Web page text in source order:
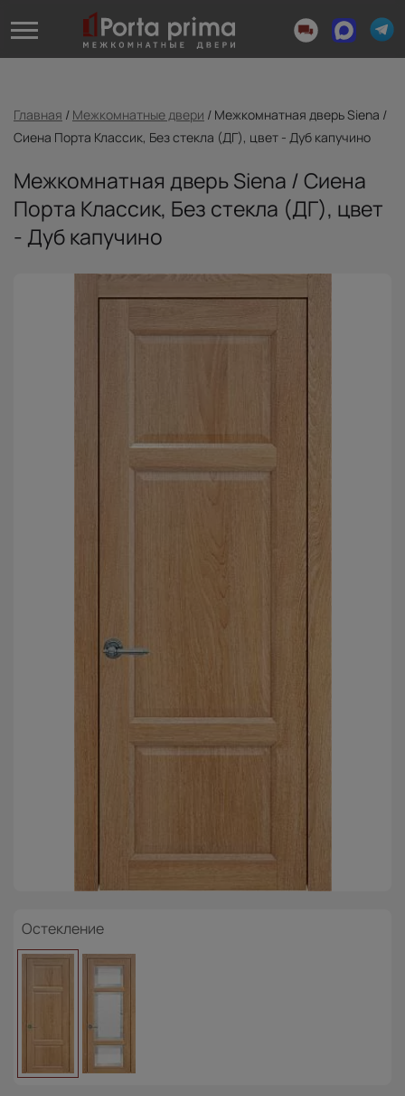
Главная / Межкомнатные двери / Межкомнатная дверь Siena /
Сиена Порта Классик, Без стекла (ДГ), цвет - Дуб капучино
Межкомнатная дверь Siena / Сиена
Порта Классик, Без стекла (ДГ), цвет
- Дуб капучино
Остекление